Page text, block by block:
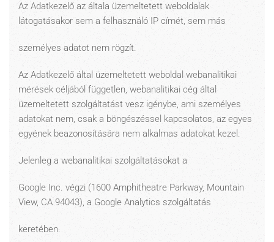
Az Adatkezelő az általa üzemeltetett weboldalak
látogatásakor sem a felhasználó IP címét, sem más
személyes adatot nem rögzít.
Az Adatkezelő által üzemeltetett weboldal webanalitikai
mérések céljából független, webanalitikai cég által
üzemeltetett szolgáltatást vesz igénybe, ami személyes
adatokat nem, csak a böngészéssel kapcsolatos, az egyes
egyének beazonosítására nem alkalmas adatokat kezel.
Jelenleg a webanalitikai szolgáltatásokat a
Google Inc. végzi (1600 Amphitheatre Parkway, Mountain
View, CA 94043), a Google Analytics szolgáltatás
keretében.